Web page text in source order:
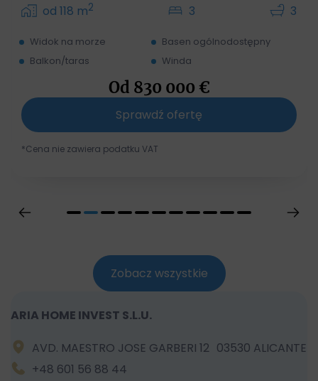
od 118 m2 3 3
Widok na morze
Basen ogólnodostępny
Balkon/taras
Winda
Od 830 000 €
Sprawdź ofertę
*Cena nie zawiera podatku VAT
Zobacz wszystkie
ARIA HOME INVEST S.L.U.
AVD. MAESTRO JOSE GARBERI 12 03530 ALICANTE
+48 601 56 88 44